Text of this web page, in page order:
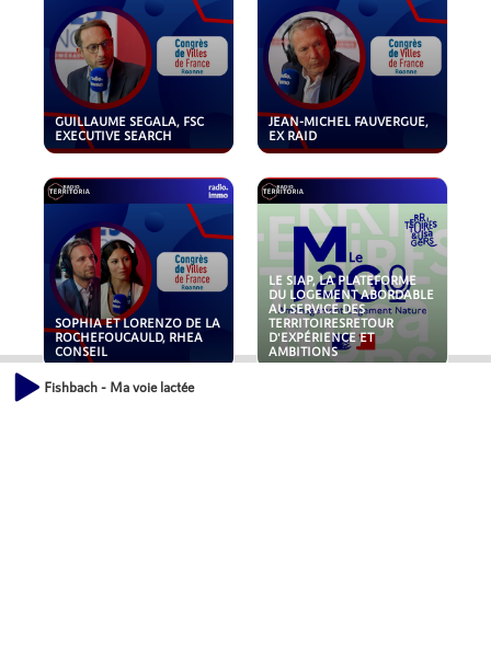
GUILLAUME SEGALA, FSC
EXECUTIVE SEARCH
JEAN-MICHEL FAUVERGUE,
EX RAID
SOPHIA ET LORENZO DE LA
ROCHEFOUCAULD, RHEA
CONSEIL
LE SIAP, LA PLATEFORME
DU LOGEMENT ABORDABLE
AU SERVICE DES
TERRITOIRESRETOUR
D'EXPÉRIENCE ET
AMBITIONS
Fishbach - Ma voie lactée